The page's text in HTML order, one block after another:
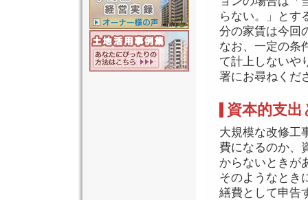
らない。」とす
分の家賃は今回
なお、一定の条
て計上しないや
署にお尋ねくだ
資本的支出
大規模な改修工
費になるのか、
からないときが
そのようなとき
繕費として申告